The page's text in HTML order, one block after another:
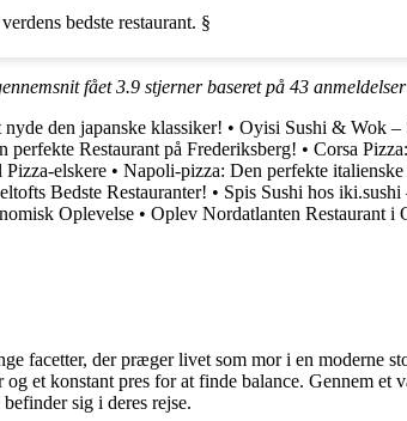
bedste restaurant. §
fået3.9 stjerner baseret på 43 anmeldelser
nyde den japanske klassiker! • Oyisi Sushi & Wok –
perfekte Restaurant på Frederiksberg! • Corsa
elskere • Napoli-pizza: Den perfekte
Bedste Restauranter! • Spis Sushi hos
Oplevelse • Oplev Nordatlanten Restaurant i
facetter, der præger livet som mor i en
et konstant pres for at finde balance. Gennem
sig i deres rejse.